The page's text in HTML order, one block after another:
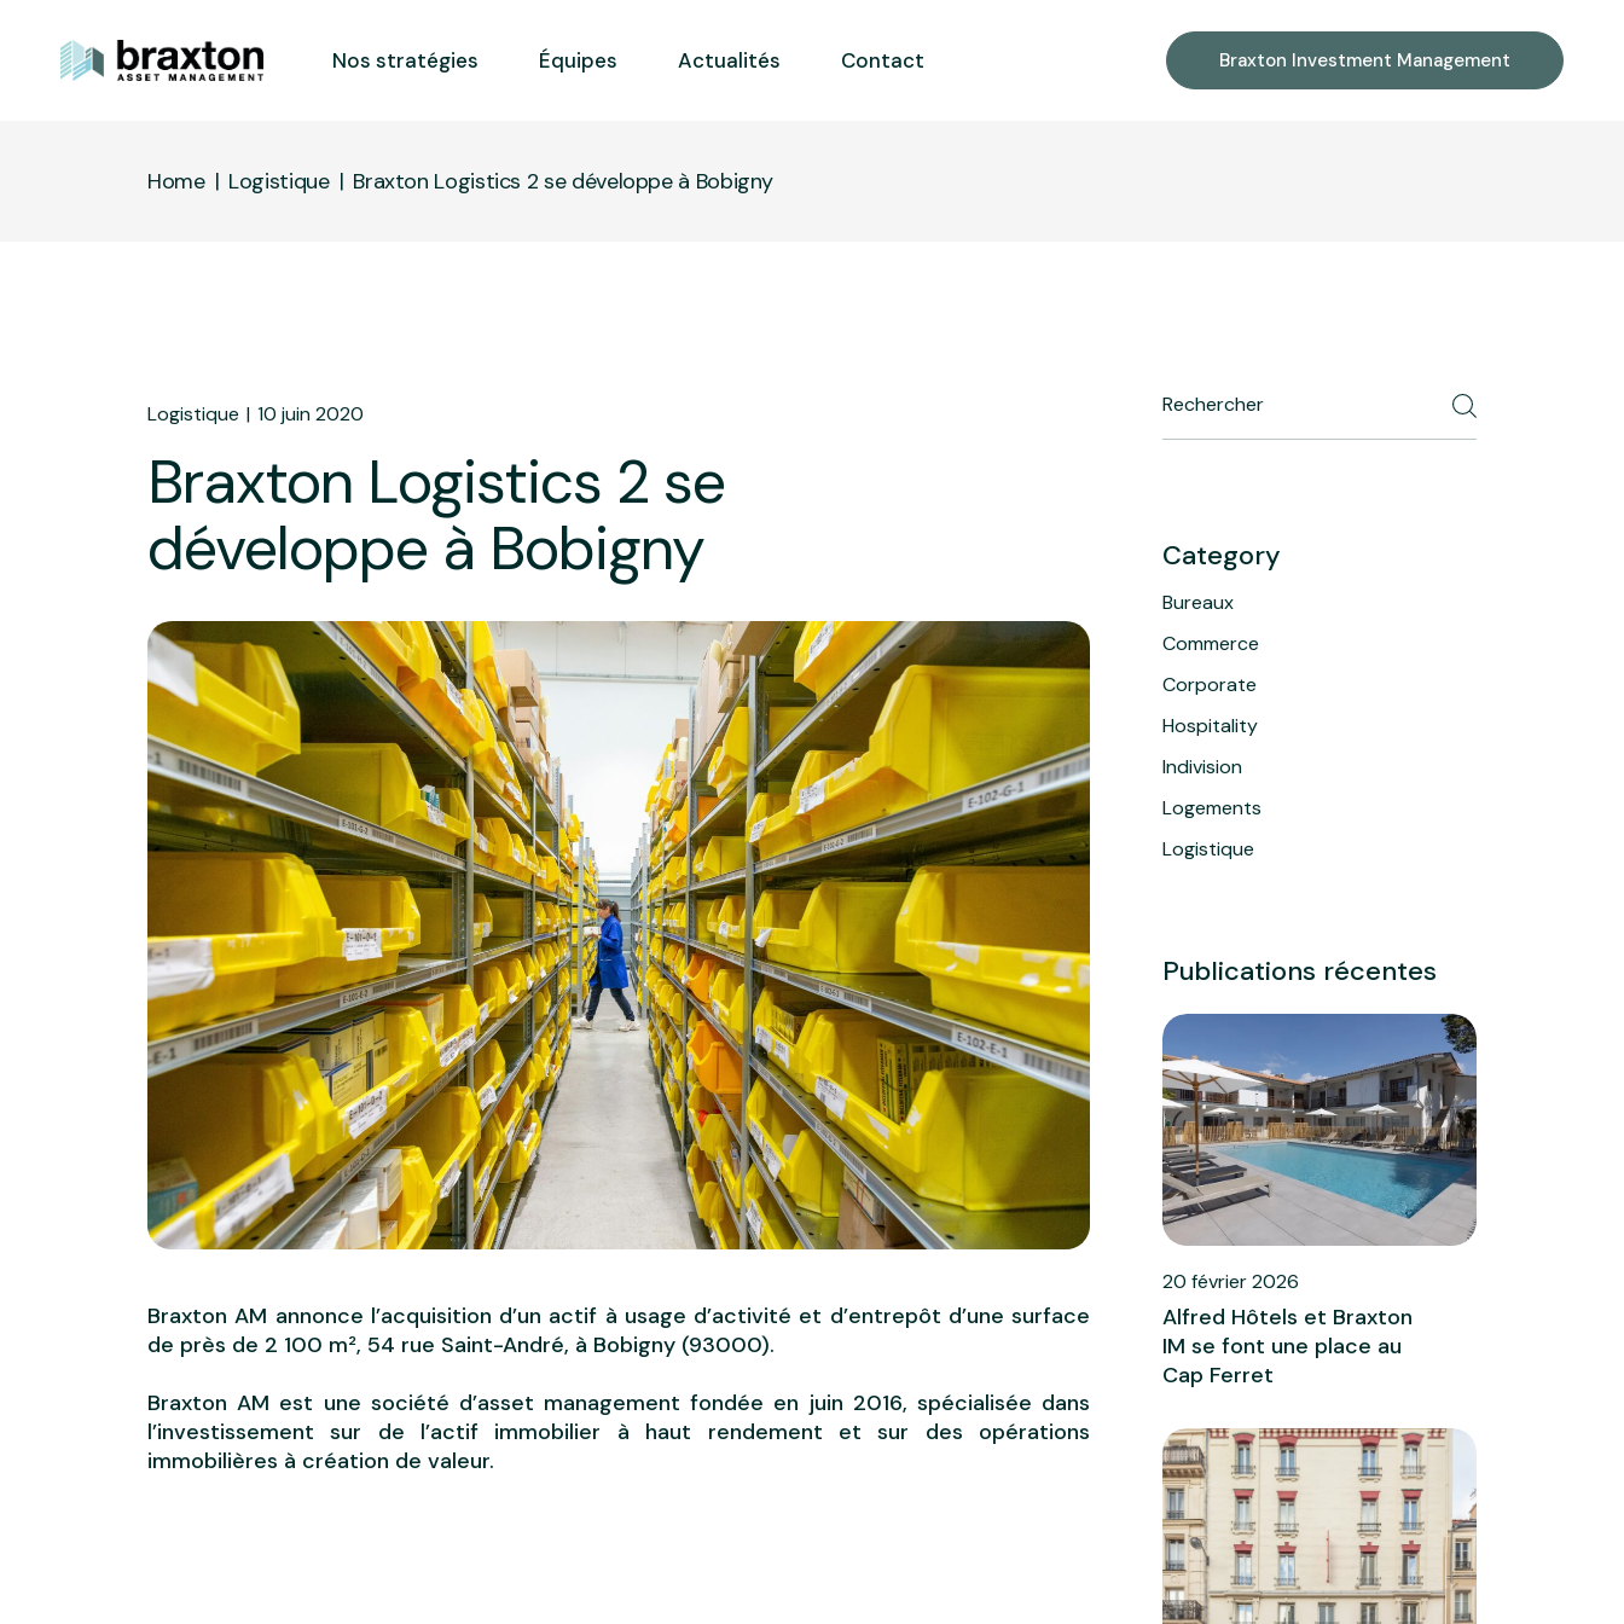
Nos stratégies Équipes Actualités Contact Braxton Investment Management
Home Logistique Braxton Logistics 2 se développe à Bobigny
Logistique 10 juin 2020
Braxton Logistics 2 se
développe à Bobigny
Braxton AM annonce l’acquisition d’un actif à usage d’activité et d’entrepôt d’une surface
de près de 2 100 m², 54 rue Saint-André, à Bobigny (93000).
Braxton AM est une société d’asset management fondée en juin 2016, spécialisée dans
l’investissement sur de l’actif immobilier à haut rendement et sur des opérations
immobilières à création de valeur.
Category
Bureaux
Commerce
Corporate
Hospitality
Indivision
Logements
Logistique
Publications récentes
20 février 2026
Alfred Hôtels et Braxton
IM se font une place au
Cap Ferret